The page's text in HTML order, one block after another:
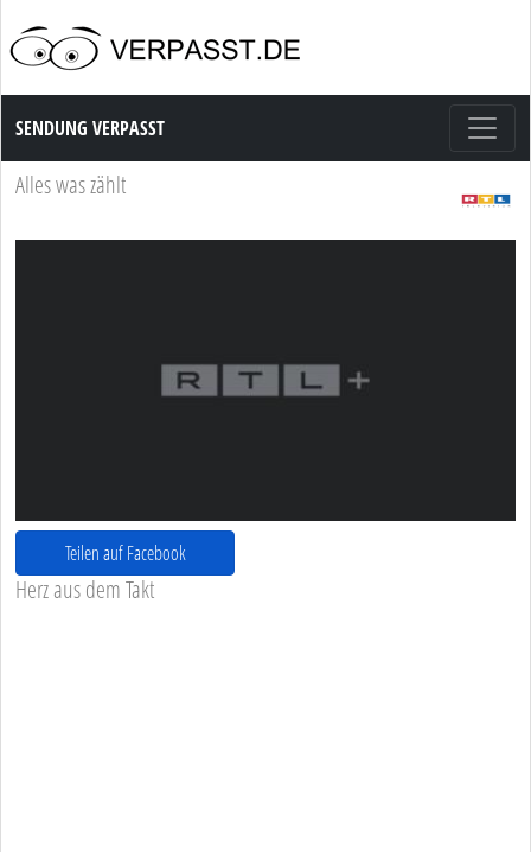
Sendung Verpasst
SENDUNG VERPASST
Alles was zählt
Teilen auf Facebook
Herz aus dem Takt